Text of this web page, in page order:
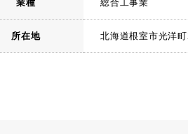
業種 総合工事業
所在地 北海道根室市光洋